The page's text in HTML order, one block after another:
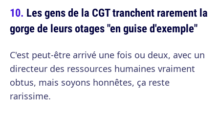
Les gens de la CGT tranchent rarement la
gorge de leurs otages "en guise d'exemple"
C'est peut-être arrivé une fois ou deux, avec un
directeur des ressources humaines vraiment
obtus, mais soyons honnêtes, ça reste
rarissime.